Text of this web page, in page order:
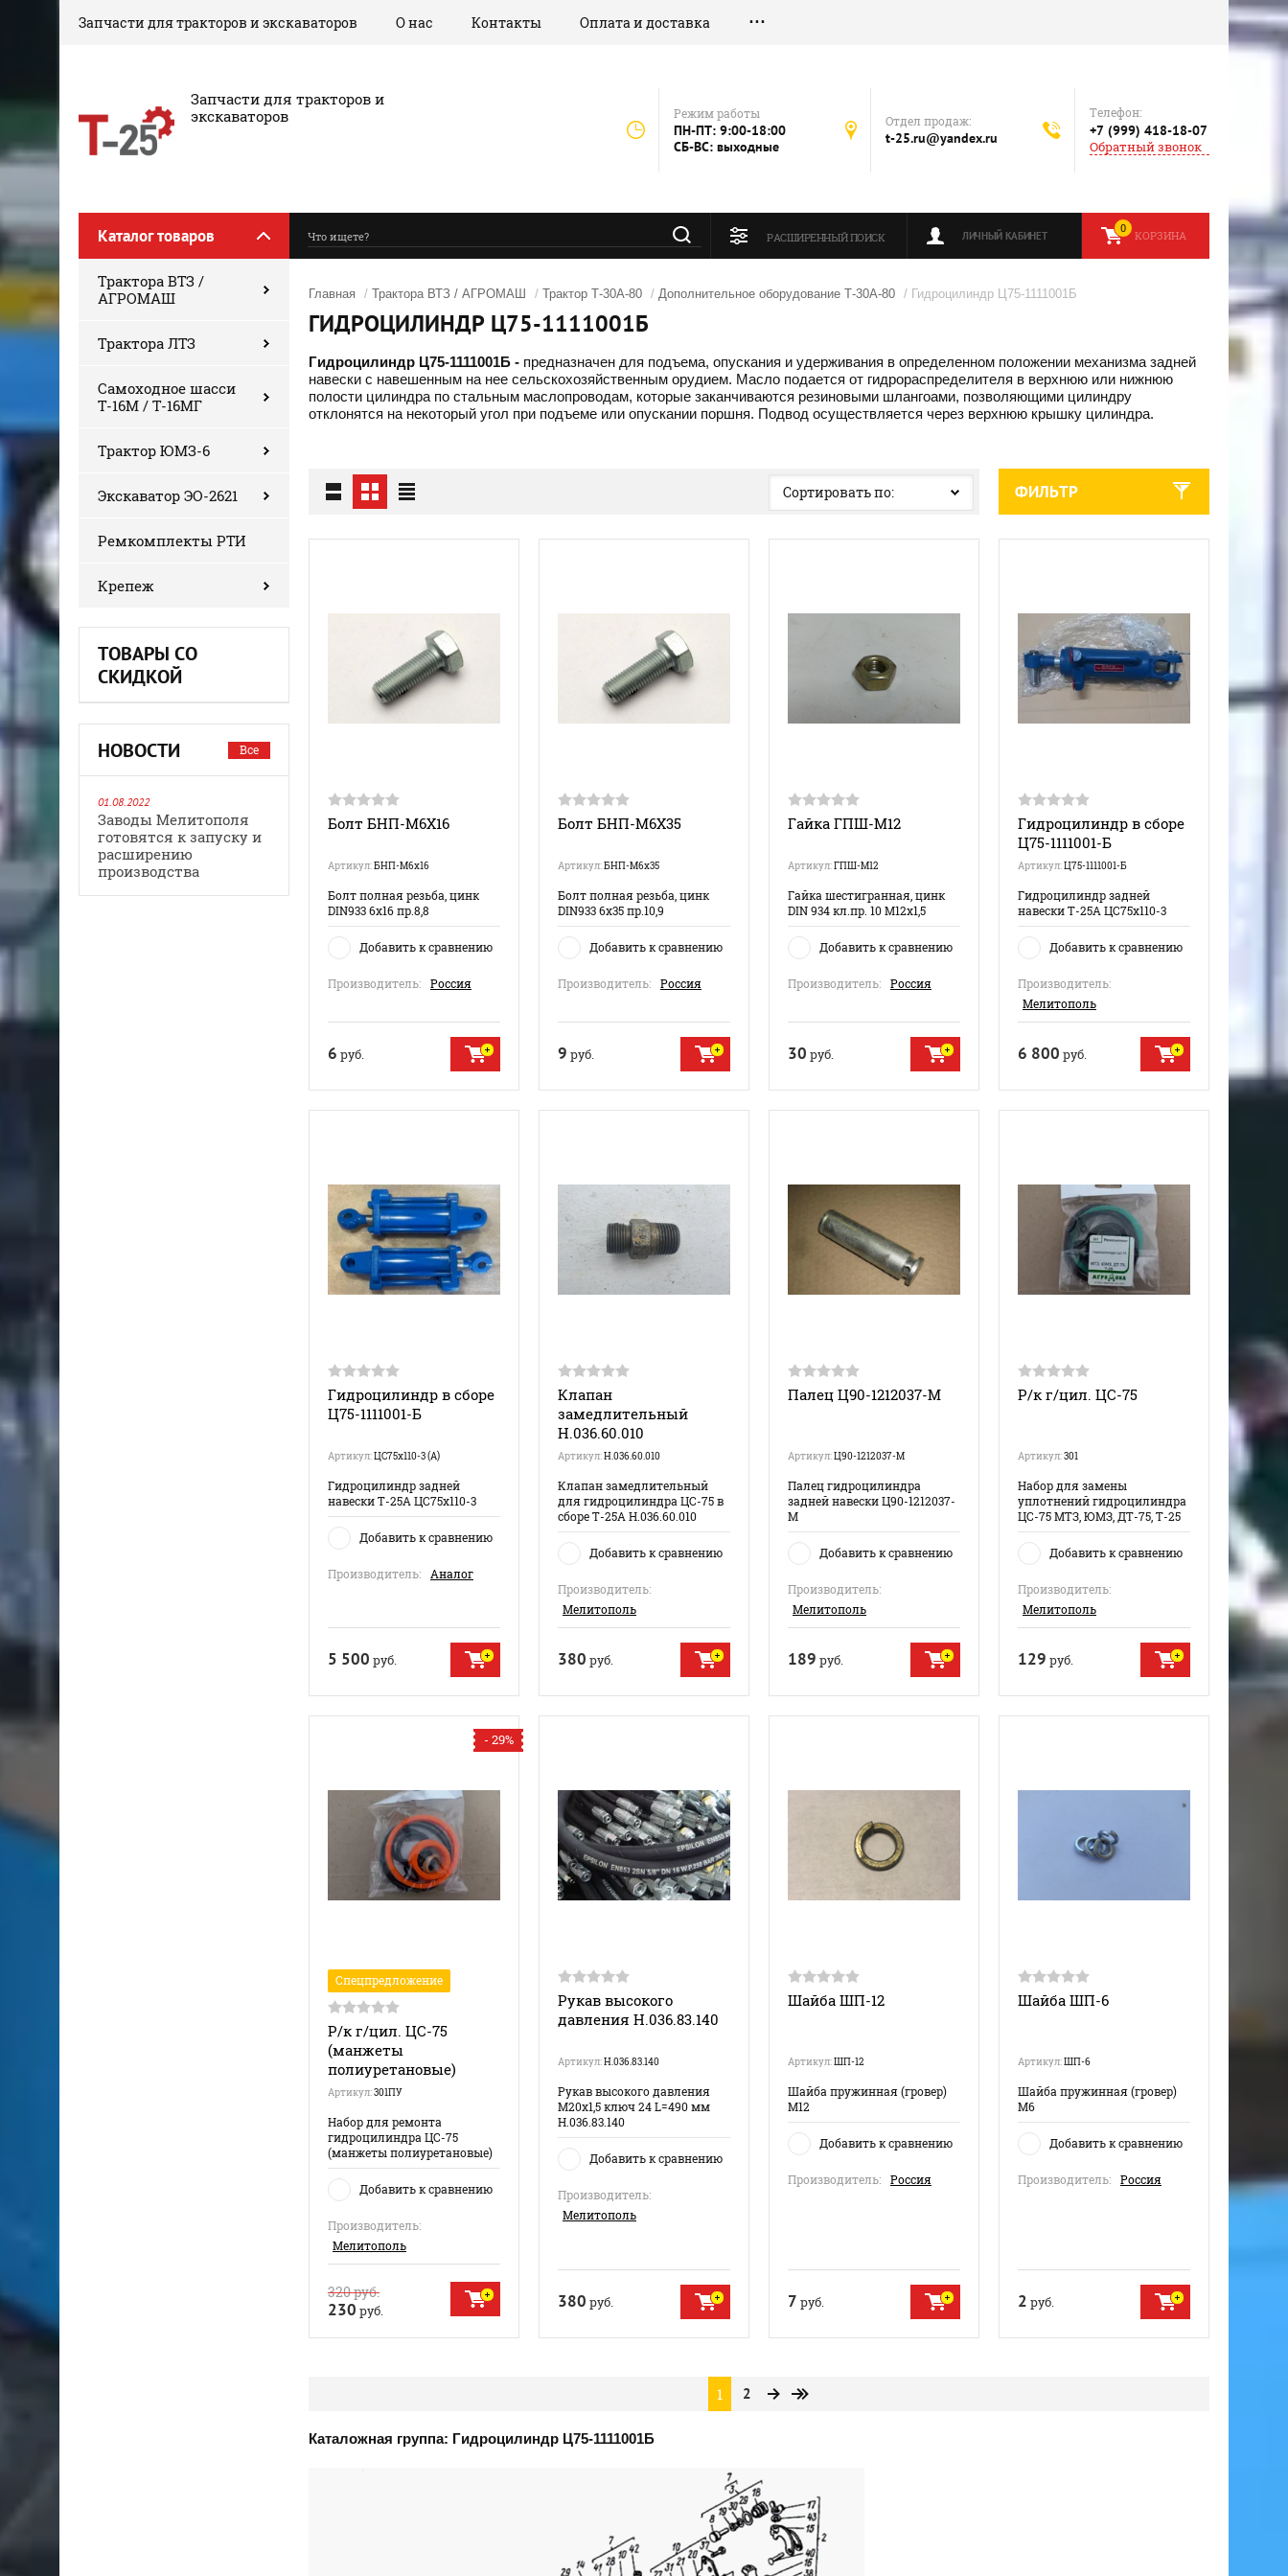
Запчасти для тракторов и экскаваторов О нас Контакты Оплата и доставка
‎Запчасти для тракторов и
экскаваторов
Режим работы
ПН-ПТ: 9:00-18:00
СБ-ВС: выходные
Отдел продаж:
t-25.ru@yandex.ru
Телефон:
+7 (999) 418-18-07
Обратный звонок
Каталог товаров КОРЗИНА
0
ЛИЧНЫЙ КАБИНЕТ
РАСШИРЕННЫЙ ПОИСК
Трактора ВТЗ /
АГРОМАШ
Трактора ЛТЗ
Самоходное шасси
Т-16М / Т-16МГ
Трактор ЮМЗ-6
Экскаватор ЭО-2621
Ремкомплекты РТИ
Крепеж
ТОВАРЫ СО
СКИДКОЙ
НОВОСТИ Все
01.08.2022
Заводы Мелитополя
готовятся к запуску и
расширению
производства
Главная / Трактора ВТЗ / АГРОМАШ / Трактор Т-30А-80 / Дополнительное оборудование Т-30А-80 / Гидроцилиндр Ц75-1111001Б
ГИДРОЦИЛИНДР Ц75-1111001Б
Гидроцилиндр Ц75-1111001Б - предназначен для подъема, опускания и удерживания в определенном положении механизма задней
навески с навешенным на нее сельскохозяйственным орудием. Масло подается от гидрораспределителя в верхнюю или нижнюю
полости цилиндра по стальным маслопроводам, которые заканчиваются резиновыми шлангоами, позволяющими цилиндру
отклонятся на некоторый угол при подъеме или опускании поршня. Подвод осуществляется через верхнюю крышку цилиндра.
Сортировать по: ФИЛЬТР
Болт БНП-М6Х16
Артикул:БНП-М6х16
Болт полная резьба, цинк
DIN933 6х16 пр.8,8
Добавить к сравнению
Производитель: Россия
6 руб.
Болт БНП-М6Х35
Артикул:БНП-М6х35
Болт полная резьба, цинк
DIN933 6х35 пр.10,9
Добавить к сравнению
Производитель: Россия
9 руб.
Гайка ГПШ-М12
Артикул:ГПШ-М12
Гайка шестигранная, цинк
DIN 934 кл.пр. 10 М12х1,5
Добавить к сравнению
Производитель: Россия
30 руб.
Гидроцилиндр в сборе
Ц75-1111001-Б
Артикул:Ц75-1111001-Б
Гидроцилиндр задней
навески Т-25А ЦС75х110-3
Добавить к сравнению
Производитель:
Мелитополь
6 800 руб.
Гидроцилиндр в сборе
Ц75-1111001-Б
Артикул:ЦС75х110-3 (А)
Гидроцилиндр задней
навески Т-25А ЦС75х110-3
Добавить к сравнению
Производитель: Аналог
5 500 руб.
Клапан
замедлительный
Н.036.60.010
Артикул:Н.036.60.010
Клапан замедлительный
для гидроцилиндра ЦС-75 в
сборе Т-25А Н.036.60.010
Добавить к сравнению
Производитель:
Мелитополь
380 руб.
Палец Ц90-1212037-М
Артикул:Ц90-1212037-М
Палец гидроцилиндра
задней навески Ц90-1212037-
М
Добавить к сравнению
Производитель:
Мелитополь
189 руб.
Р/к г/цил. ЦС-75
Артикул:301
Набор для замены
уплотнений гидроцилиндра
ЦС-75 МТЗ, ЮМЗ, ДТ-75, Т-25
Добавить к сравнению
Производитель:
Мелитополь
129 руб.
- 29%
Спецпредложение
Р/к г/цил. ЦС-75
(манжеты
полиуретановые)
Артикул:301ПУ
Набор для ремонта
гидроцилиндра ЦС-75
(манжеты полиуретановые)
Добавить к сравнению
Производитель:
Мелитополь
320руб.
230 руб.
Рукав высокого
давления Н.036.83.140
Артикул:Н.036.83.140
Рукав высокого давления
М20х1,5 ключ 24 L=490 мм
Н.036.83.140
Добавить к сравнению
Производитель:
Мелитополь
380 руб.
Шайба ШП-12
Артикул:ШП-12
Шайба пружинная (гровер)
М12
Добавить к сравнению
Производитель: Россия
7 руб.
Шайба ШП-6
Артикул:ШП-6
Шайба пружинная (гровер)
М6
Добавить к сравнению
Производитель: Россия
2 руб.
1 2
Каталожная группа: Гидроцилиндр Ц75-1111001Б